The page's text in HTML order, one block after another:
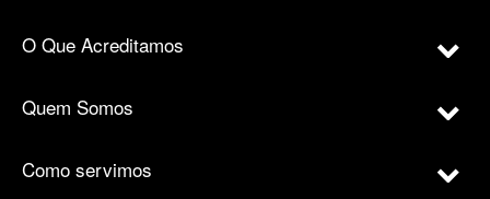
O Que Acreditamos
Quem Somos
Como servimos